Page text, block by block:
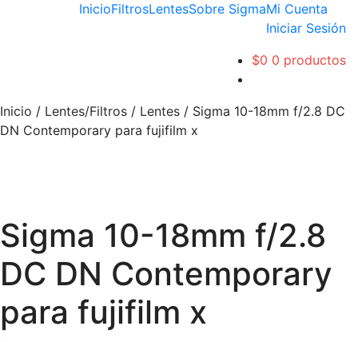
InicioFiltrosLentesSobre SigmaMi Cuenta
Iniciar Sesión
$0 0 productos
Inicio / Lentes/Filtros / Lentes / Sigma 10-18mm f/2.8 DC
DN Contemporary para fujifilm x
Sigma 10-18mm f/2.8
DC DN Contemporary
para fujifilm x